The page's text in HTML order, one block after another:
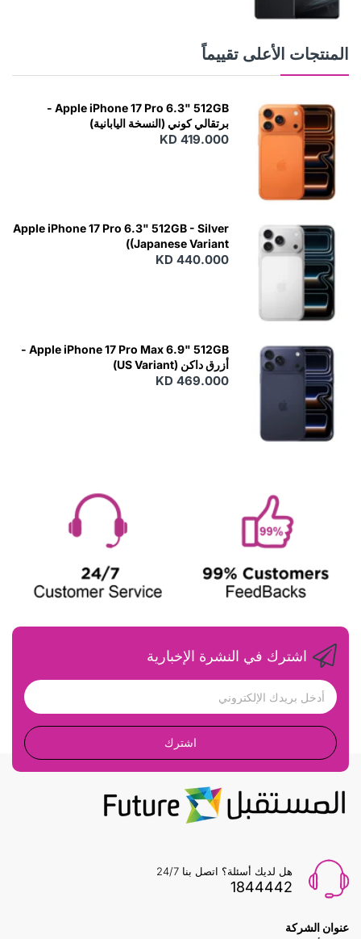
المنتجات الأعلى تقييماً
Apple iPhone 17 Pro 6.3" 512GB -
برتقالي كوني (النسخة اليابانية)
KD 419.000
Apple iPhone 17 Pro 6.3" 512GB - Silver
(Japanese Variant)
KD 440.000
Apple iPhone 17 Pro Max 6.9" 512GB -
أزرق داكن (US Variant)
KD 469.000
اشترك في النشرة الإخبارية
اشترك
هل لديك أسئلة؟ اتصل بنا 24/7
1844442
عنوان الشركة